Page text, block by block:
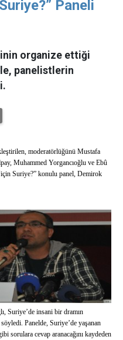
Paneli
organize ettiği
panelistlerin
moderatörlüğünü Mustafa
Muhammed Yorgancıoğlu ve Ebû
Suriye?” konulu panel, Demirok
Suriye’de insani bir dramın
söyledi. Panelde, Suriye’de yaşanan
sorulara cevap aranacağını kaydeden